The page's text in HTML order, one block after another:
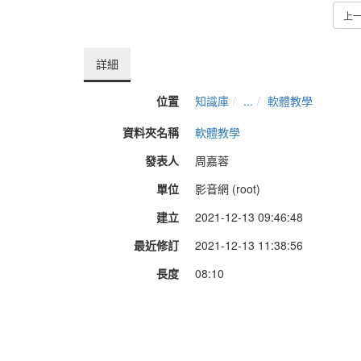
上
詳細
位置 知識庫 ...
軟體教學
資料夾名稱
軟體教學
發表人
周嘉蓉
單位
影音網 (root)
建立
2021-12-13 09:46:48
最近修訂
2021-12-13 11:38:56
長度
08:10